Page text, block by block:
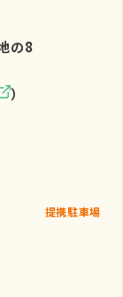
の8
）
提携駐車場